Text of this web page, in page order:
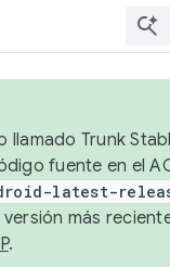
Trunk
fuente en el
latest-
más
.